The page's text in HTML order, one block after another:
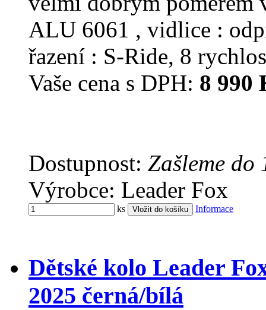
ALU 6061 , vidlice :
řazení : S-Ride, 8
Vaše cena s DPH: 8 990
Dostupnost: Zašleme do
Výrobce: Leader Fox
ks Informace
Dětské kolo Leader
2025 černá/bílá